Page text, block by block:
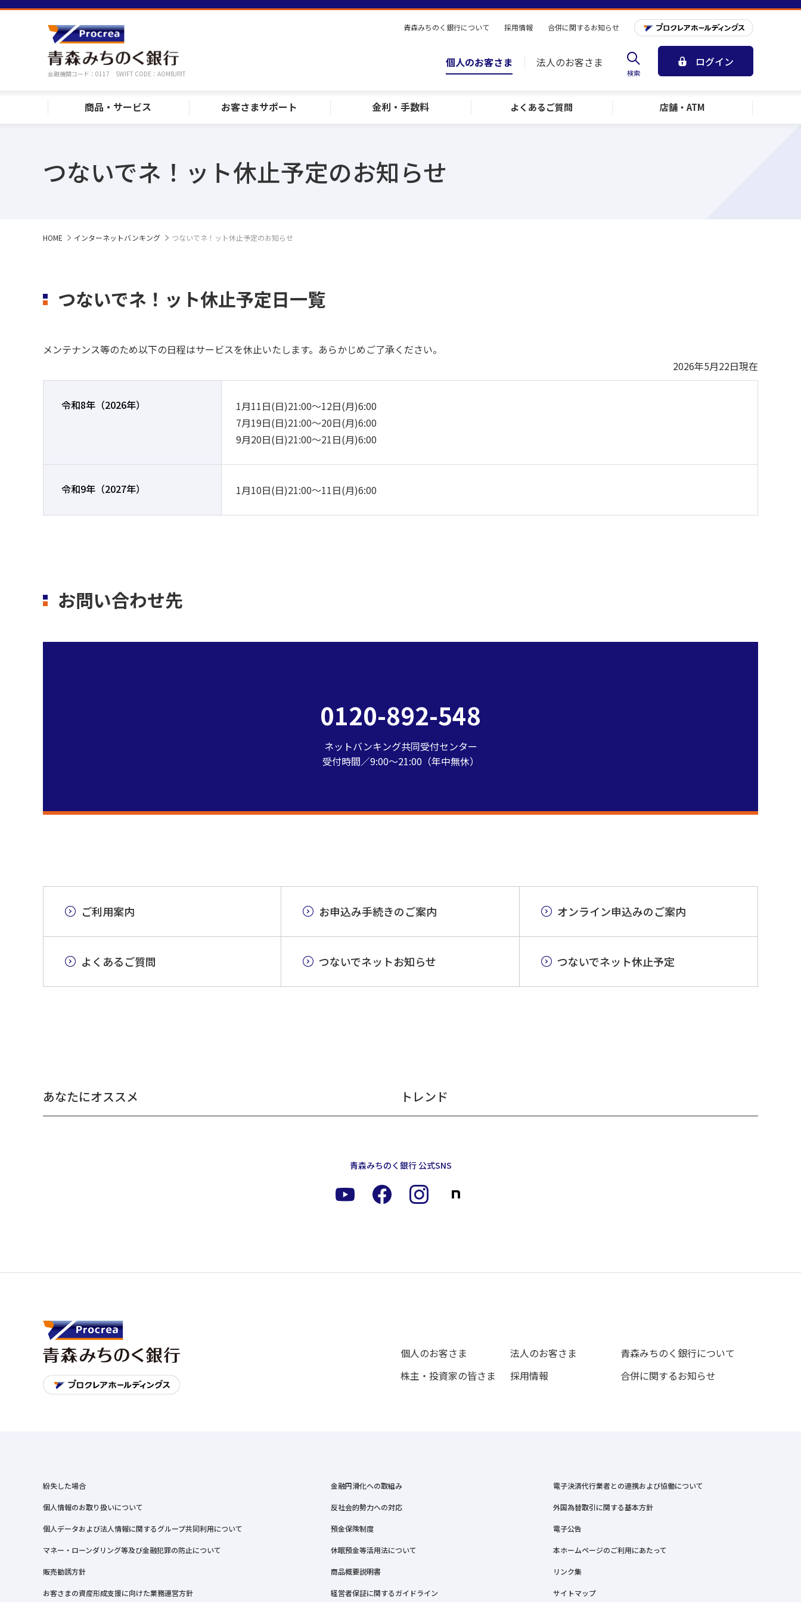
金融機関コード：0117 SWIFT CODE：AOMBJPJT
商品・サービス お客さまサポート 金利・手数料 よくあるご質問 店舗・ATM
青森みちのく銀行について 採用情報 合併に関するお知らせ
個人のお客さま 法人のお客さま
検索
ログイン
つないでネ！ット休止予定のお知らせ
HOME インターネットバンキング つないでネ！ット休止予定のお知らせ
つないでネ！ット休止予定日一覧
メンテナンス等のため以下の日程はサービスを休止いたします。あらかじめご了承ください。
2026年5月22日現在
令和8年（2026年）
1月11日(日)21:00～12日(月)6:00
7月19日(日)21:00～20日(月)6:00
9月20日(日)21:00～21日(月)6:00
令和9年（2027年） 1月10日(日)21:00～11日(月)6:00
お問い合わせ先
0120-892-548
ネットバンキング共同受付センター
受付時間／9:00～21:00（年中無休）
ご利用案内 お申込み手続きのご案内 オンライン申込みのご案内
よくあるご質問 つないでネットお知らせ つないでネット休止予定
あなたにオススメ トレンド
青森みちのく銀行 公式SNS
個人のお客さま 法人のお客さま
青森みちのく銀行について
株主・投資家の皆さま
採用情報 合併に関するお知らせ
紛失した場合
個人情報のお取り扱いについて
個人データおよび法人情報に関するグループ共同利用について
マネー・ローンダリング等及び金融犯罪の防止について
販売勧誘方針
お客さまの資産形成支援に向けた業務運営方針
金融円滑化への取組み
反社会的勢力への対応
預金保険制度
休眠預金等活用法について
商品概要説明書
経営者保証に関するガイドライン
電子決済代行業者との連携および協働について
外国為替取引に関する基本方針
電子公告
本ホームページのご利用にあたって
リンク集
サイトマップ